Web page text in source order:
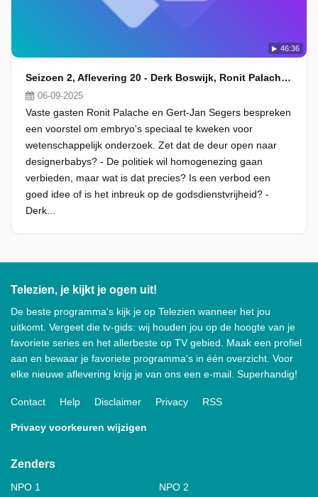
46:36
Seizoen 2, Aflevering 20 - Derk Boswijk, Ronit Palache en Gert-Jan Segers
06-09-2025
Vaste gasten Ronit Palache en Gert-Jan Segers bespreken
een voorstel om embryo's speciaal te kweken voor
wetenschappelijk onderzoek. Zet dat de deur open naar
designerbabys? - De politiek wil homogenezing gaan
verbieden, maar wat is dat precies? Is een verbod een
goed idee of is het inbreuk op de godsdienstvrijheid? -
Derk...
Telezien, je kijkt je ogen uit!
De beste programma's kijk je op Telezien wanneer het jou
uitkomt. Vergeet die tv-gids: wij houden jou op de hoogte van je
favoriete series en het allerbeste op TV gebied. Maak een profiel
aan en bewaar je favoriete programma's in één overzicht. Voor
elke nieuwe aflevering krijg je van ons een e-mail. Superhandig!
Contact Help Disclaimer Privacy RSS
Privacy voorkeuren wijzigen
Zenders
NPO 1
NPO 2